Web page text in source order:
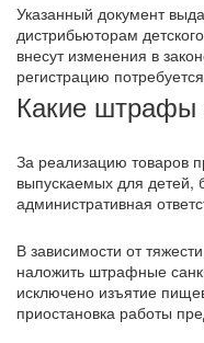
Указанный документ
дистрибьюторам
внесут изменения в
регистрацию
Какие штрафы
За реализацию товаров
выпускаемых для детей,
административная
В зависимости от
наложить штрафные
исключено изъятие
приостановка работы